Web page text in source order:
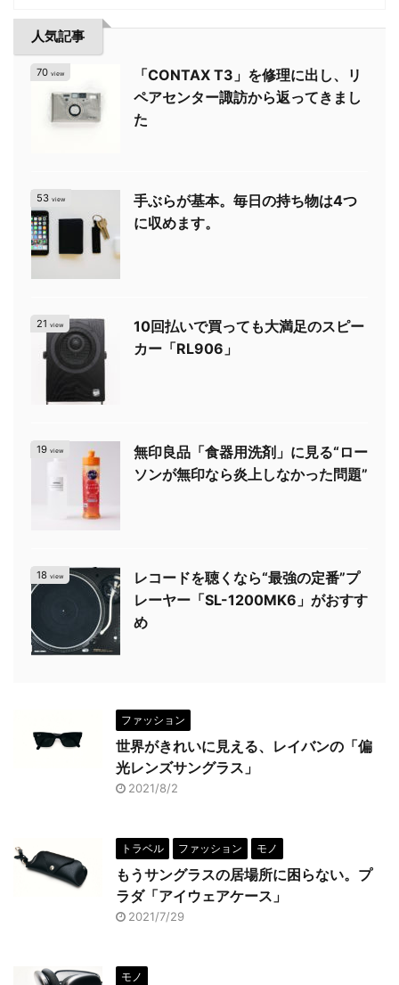
人気記事
70 view
「CONTAX T3」を修理に出し、リ
ペアセンター諏訪から返ってきまし
た
53 view
手ぶらが基本。毎日の持ち物は4つ
に収めます。
21 view
10回払いで買っても大満足のスピー
カー「RL906」
19 view
無印良品「食器用洗剤」に見る“ロー
ソンが無印なら炎上しなかった問題”
18 view
レコードを聴くなら“最強の定番”プ
レーヤー「SL-1200MK6」がおすす
め
ファッション
世界がきれいに見える、レイバンの「偏
光レンズサングラス」
2021/8/2
トラベル ファッション モノ
もうサングラスの居場所に困らない。プ
ラダ「アイウェアケース」
2021/7/29
モノ